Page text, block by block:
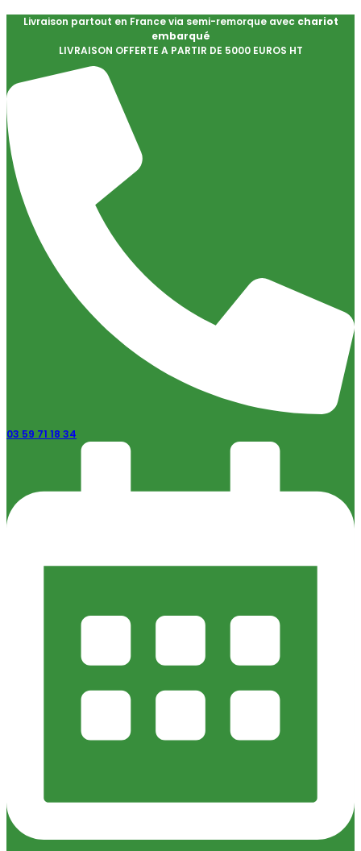
Livraison partout en France via semi-remorque avec chariot
embarqué
LIVRAISON OFFERTE A PARTIR DE 5000 EUROS HT
03 59 71 18 34